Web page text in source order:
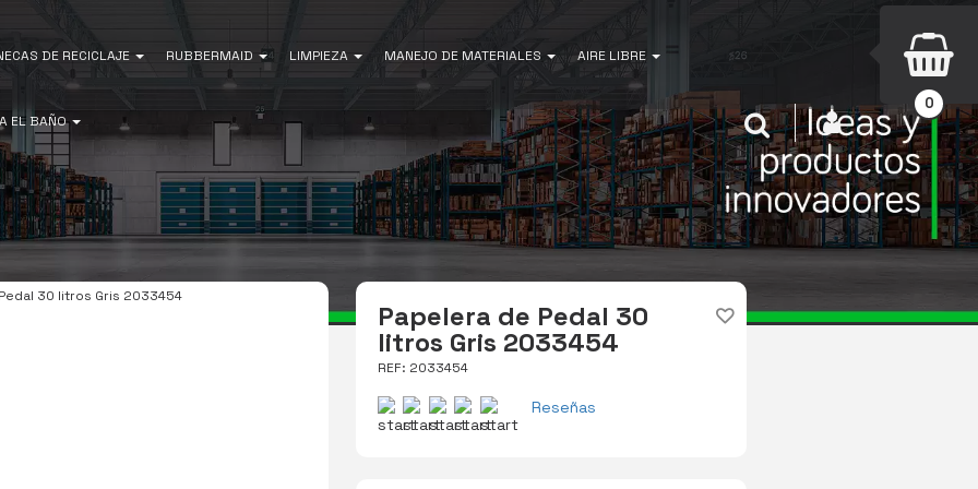
DE RECICLAJE RUBBERMAID LIMPIEZA MANEJO DE MATERIALES AIRE LIBRE
EL BAÑO INICIAR SESIÓN
Buscar
0
30 litros Gris 2033454
Papelera de Pedal 30
litros Gris 2033454
REF: 2033454
Reseñas